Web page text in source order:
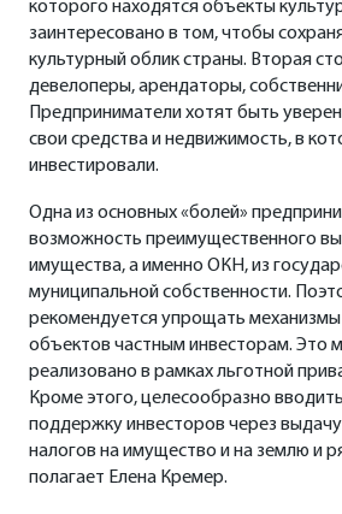
которого находятся объекты
заинтересовано в том, чтобы
культурный облик страны. Вторая
девелоперы, арендаторы,
Предприниматели хотят быть
свои средства и недвижимость, в
инвестировали.
Одна из основных «болей»
возможность преимущественного
имущества, а именно ОКН, из
муниципальной собственности.
рекомендуется упрощать механизмы
объектов частным инвесторам. Это
реализовано в рамках льготной
Кроме этого, целесообразно
поддержку инвесторов через
налогов на имущество и на землю и
полагает Елена Кремер.